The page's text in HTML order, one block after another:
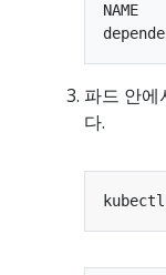
NAME
파드 안에
다.